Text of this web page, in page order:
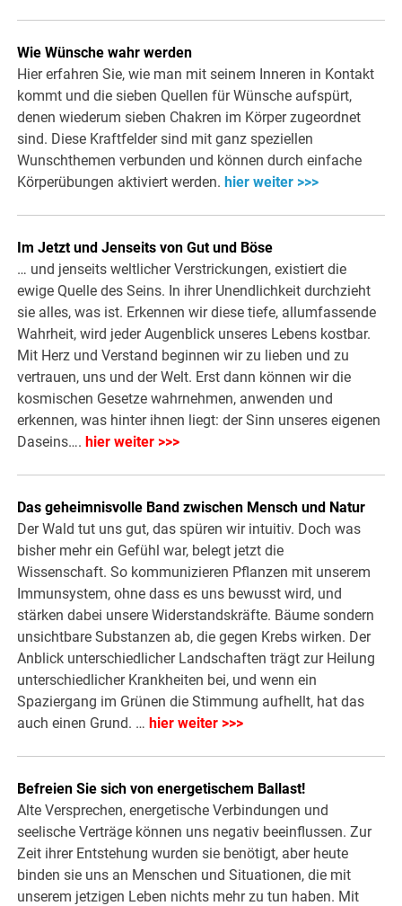
Wie Wünsche wahr werden
Hier erfahren Sie, wie man mit seinem Inneren in Kontakt
kommt und die sieben Quellen für Wünsche aufspürt,
denen wiederum sieben Chakren im Körper zugeordnet
sind. Diese Kraftfelder sind mit ganz speziellen
Wunschthemen verbunden und können durch einfache
Körperübungen aktiviert werden. hier weiter >>>
Im Jetzt und Jenseits von Gut und Böse
… und jenseits weltlicher Verstrickungen, existiert die
ewige Quelle des Seins. In ihrer Unendlichkeit durchzieht
sie alles, was ist. Erkennen wir diese tiefe, allumfassende
Wahrheit, wird jeder Augenblick unseres Lebens kostbar.
Mit Herz und Verstand beginnen wir zu lieben und zu
vertrauen, uns und der Welt. Erst dann können wir die
kosmischen Gesetze wahrnehmen, anwenden und
erkennen, was hinter ihnen liegt: der Sinn unseres eigenen
Daseins…. hier weiter >>>
Das geheimnisvolle Band zwischen Mensch und Natur
Der Wald tut uns gut, das spüren wir intuitiv. Doch was
bisher mehr ein Gefühl war, belegt jetzt die
Wissenschaft. So kommunizieren Pflanzen mit unserem
Immunsystem, ohne dass es uns bewusst wird, und
stärken dabei unsere Widerstandskräfte. Bäume sondern
unsichtbare Substanzen ab, die gegen Krebs wirken. Der
Anblick unterschiedlicher Landschaften trägt zur Heilung
unterschiedlicher Krankheiten bei, und wenn ein
Spaziergang im Grünen die Stimmung aufhellt, hat das
auch einen Grund. … hier weiter >>>
Befreien Sie sich von energetischem Ballast!
Alte Versprechen, energetische Verbindungen und
seelische Verträge können uns negativ beeinflussen. Zur
Zeit ihrer Entstehung wurden sie benötigt, aber heute
binden sie uns an Menschen und Situationen, die mit
unserem jetzigen Leben nichts mehr zu tun haben. Mit